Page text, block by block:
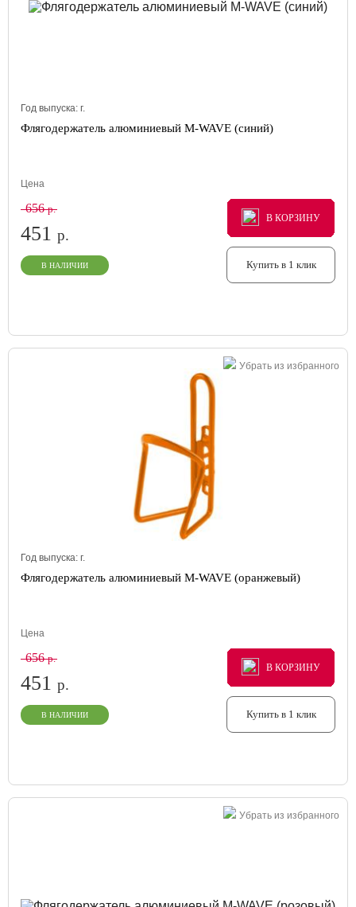
Год выпуска: г.
Флягодержатель алюминиевый M-WAVE (синий)
Цена
656р.
451 р.
В НАЛИЧИИ
В КОРЗИНУ
В КОРЗИНУ
В КОРЗИНУ
Купить в 1 клик
Убрать из избранного
Год выпуска: г.
Флягодержатель алюминиевый M-WAVE (оранжевый)
Цена
656р.
451 р.
В НАЛИЧИИ
В КОРЗИНУ
В КОРЗИНУ
В КОРЗИНУ
Купить в 1 клик
Убрать из избранного